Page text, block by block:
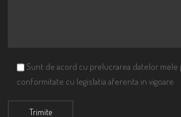
Sunt de acord cu prelucrarea datelor mele
conformitate cu legislatia aferenta in vigoare